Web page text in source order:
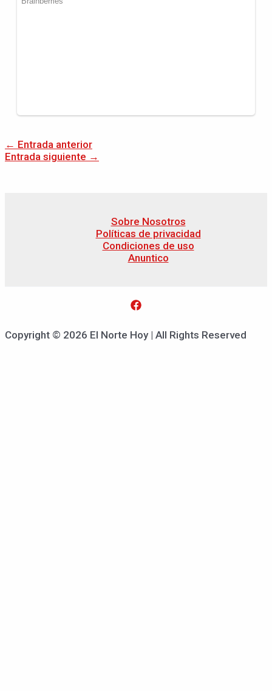
← Entrada anterior
Entrada siguiente →
Sobre Nosotros
Políticas de privacidad
Condiciones de uso
Anuntico
Copyright © 2026 El Norte Hoy | All Rights Reserved